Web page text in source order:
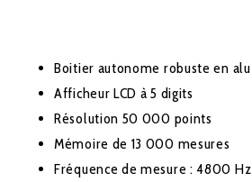
Boitier autonome robuste en alu
Afficheur LCD à 5 digits
Résolution 50 000 points
Mémoire de 13 000 mesures
Fréquence de mesure : 4800 Hz